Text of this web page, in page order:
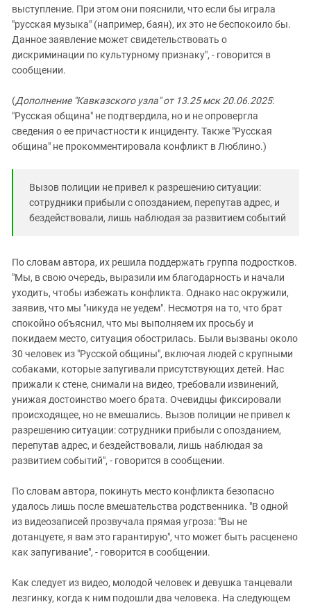
выступление. При этом они пояснили, что если бы играла
"русская музыка" (например, баян), их это не беспокоило бы.
Данное заявление может свидетельствовать о
дискриминации по культурному признаку", - говорится в
сообщении.
(Дополнение "Кавказского узла" от 13.25 мск 20.06.2025:
"Русская община" не подтвердила, но и не опровергла
сведения о ее причастности к инциденту. Также "Русская
община" не прокомментировала конфликт в Люблино.)
Вызов полиции не привел к разрешению ситуации:
сотрудники прибыли с опозданием, перепутав адрес, и
бездействовали, лишь наблюдая за развитием событий
По словам автора, их решила поддержать группа подростков.
"Мы, в свою очередь, выразили им благодарность и начали
уходить, чтобы избежать конфликта. Однако нас окружили,
заявив, что мы "никуда не уедем". Несмотря на то, что брат
спокойно объяснил, что мы выполняем их просьбу и
покидаем место, ситуация обострилась. Были вызваны около
30 человек из "Русской общины", включая людей с крупными
собаками, которые запугивали присутствующих детей. Нас
прижали к стене, снимали на видео, требовали извинений,
унижая достоинство моего брата. Очевидцы фиксировали
происходящее, но не вмешались. Вызов полиции не привел к
разрешению ситуации: сотрудники прибыли с опозданием,
перепутав адрес, и бездействовали, лишь наблюдая за
развитием событий", - говорится в сообщении.
По словам автора, покинуть место конфликта безопасно
удалось лишь после вмешательства родственника. "В одной
из видеозаписей прозвучала прямая угроза: "Вы не
дотанцуете, я вам это гарантирую", что может быть расценено
как запугивание", - говорится в сообщении.
Как следует из видео, молодой человек и девушка танцевали
лезгинку, когда к ним подошли два человека. На следующем